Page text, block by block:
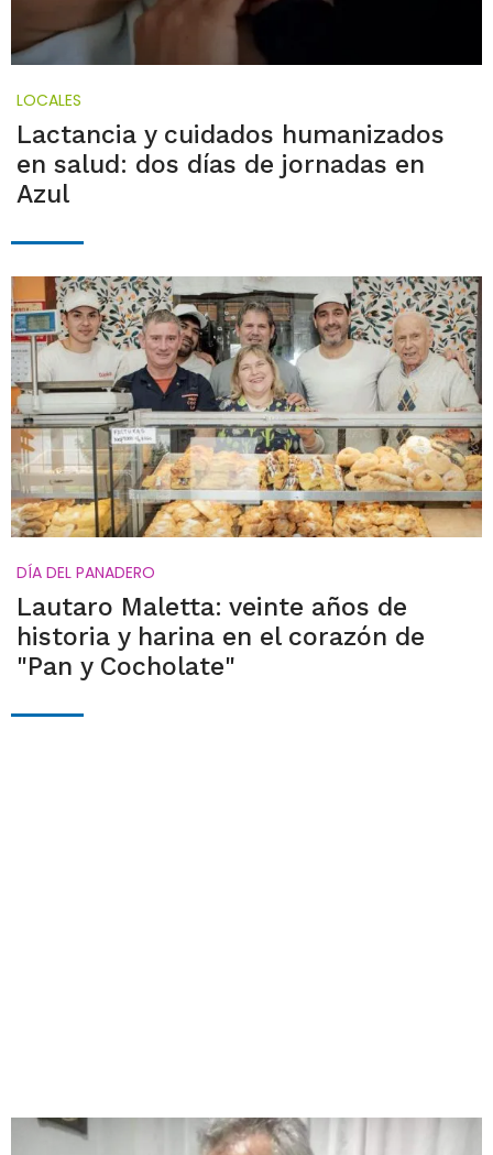
LOCALES
Lactancia y cuidados humanizados
en salud: dos días de jornadas en
Azul
DÍA DEL PANADERO
Lautaro Maletta: veinte años de
historia y harina en el corazón de
"Pan y Cocholate"